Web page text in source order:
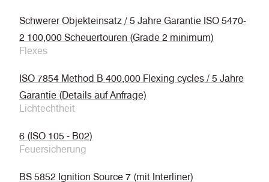
Schwerer Objekteinsatz / 5 Jahre Garantie ISO 5470-
2 100,000 Scheuertouren (Grade 2 minimum)
Flexes
ISO 7854 Method B 400,000 Flexing cycles / 5 Jahre
Garantie (Details auf Anfrage)
Lichtechtheit
6 (ISO 105 - B02)
Feuersicherung
BS 5852 Ignition Source 7 (mit Interliner)